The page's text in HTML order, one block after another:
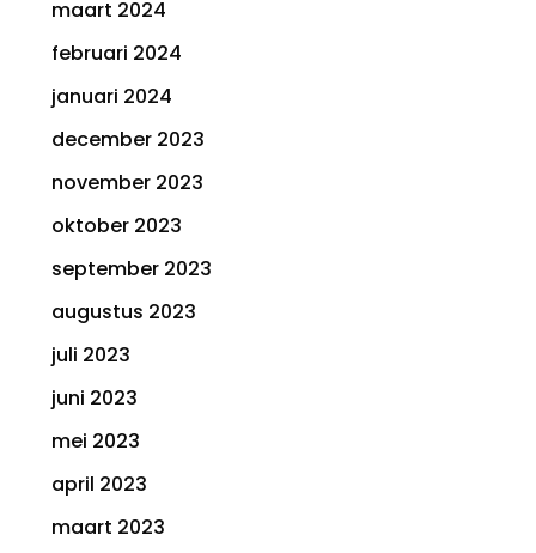
maart 2024
februari 2024
januari 2024
december 2023
november 2023
oktober 2023
september 2023
augustus 2023
juli 2023
juni 2023
mei 2023
april 2023
maart 2023